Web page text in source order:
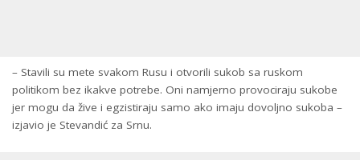
– Stavili su mete svakom Rusu i otvorili sukob sa ruskom
politikom bez ikakve potrebe. Oni namjerno provociraju sukobe
jer mogu da žive i egzistiraju samo ako imaju dovoljno sukoba –
izjavio je Stevandić za Srnu.